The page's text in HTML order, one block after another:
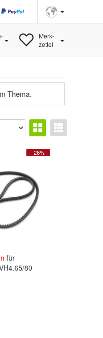
Merk-
zettel
Thema.
- 26%
für
80